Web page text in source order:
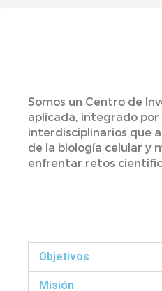
Somos un Centro de
aplicada, integrado
interdisciplinarios que
de la biología celular y
enfrentar retos
Objetivos
Misión